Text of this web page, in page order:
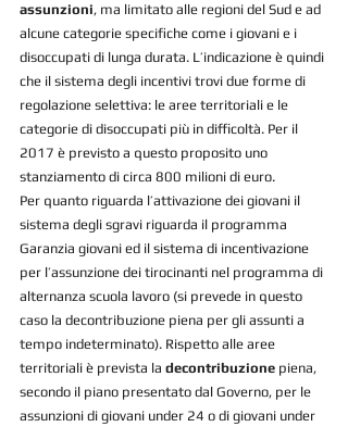
assunzioni, ma limitato alle regioni del Sud e ad
alcune categorie specifiche come i giovani e i
disoccupati di lunga durata. L’indicazione è quindi
che il sistema degli incentivi trovi due forme di
regolazione selettiva: le aree territoriali e le
categorie di disoccupati più in difficoltà. Per il
2017 è previsto a questo proposito uno
stanziamento di circa 800 milioni di euro.
Per quanto riguarda l’attivazione dei giovani il
sistema degli sgravi riguarda il programma
Garanzia giovani ed il sistema di incentivazione
per l’assunzione dei tirocinanti nel programma di
alternanza scuola lavoro (si prevede in questo
caso la decontribuzione piena per gli assunti a
tempo indeterminato). Rispetto alle aree
territoriali è prevista la decontribuzione piena,
secondo il piano presentato dal Governo, per le
assunzioni di giovani under 24 o di giovani under